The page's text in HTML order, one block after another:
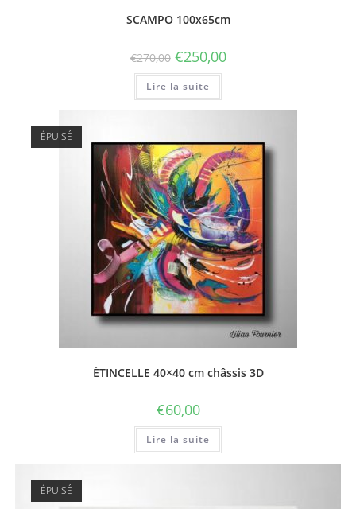
SCAMPO 100x65cm
€270,00 €250,00
Lire la suite
ÉPUISÉ
ÉTINCELLE 40×40 cm châssis 3D
€60,00
Lire la suite
ÉPUISÉ